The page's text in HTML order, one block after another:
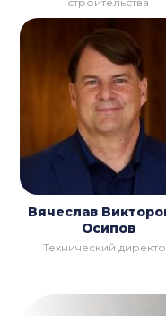
Вячеслав
Осипов
Технический